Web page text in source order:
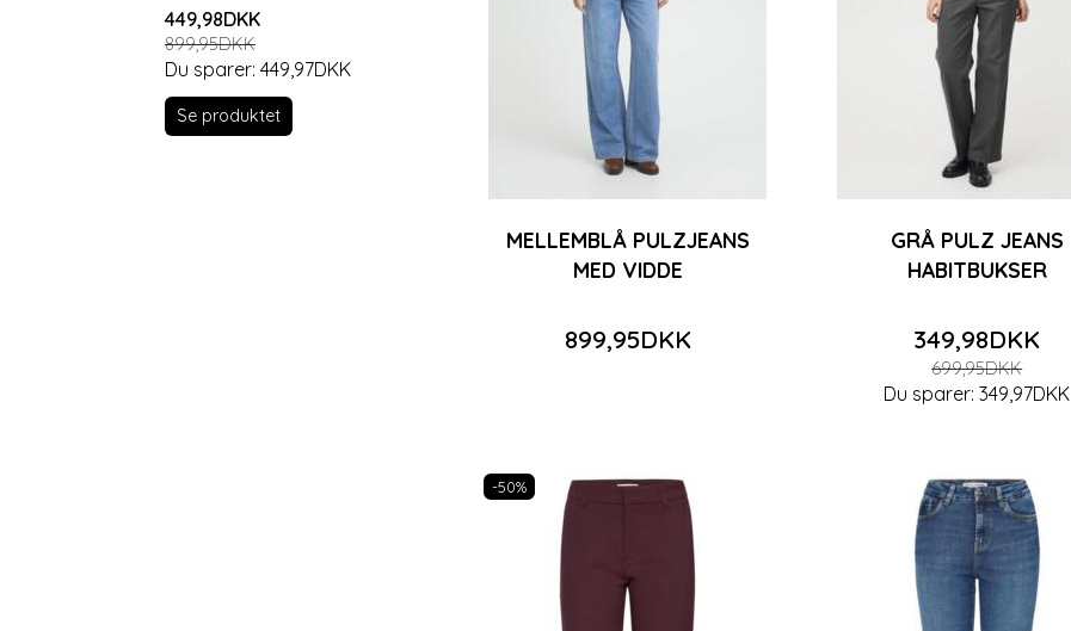
449,98DKK
899,95DKK
Du sparer: 449,97DKK
Se produktet
349,97DKK
799,95DKK
Se produktet
MELLEMBLÅ PULZJEANS
MED VIDDE
899,95DKK
GRÅ PULZ JEANS
HABITBUKSER
349,98DKK
699,95DKK
Du sparer:349,97DKK
-50%